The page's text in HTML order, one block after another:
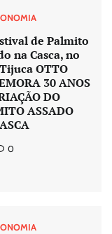
de Palmito
na Casca, no
OTTO
30 ANOS
DO
ASSADO
0